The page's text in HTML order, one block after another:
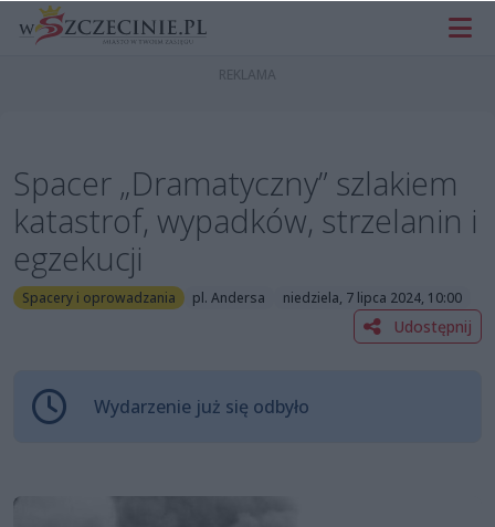
Spacer „Dramatyczny” szlakiem
katastrof, wypadków, strzelanin i
egzekucji
Spacery i oprowadzania pl. Andersa niedziela, 7 lipca 2024, 10:00
Udostępnij
Wydarzenie już się odbyło